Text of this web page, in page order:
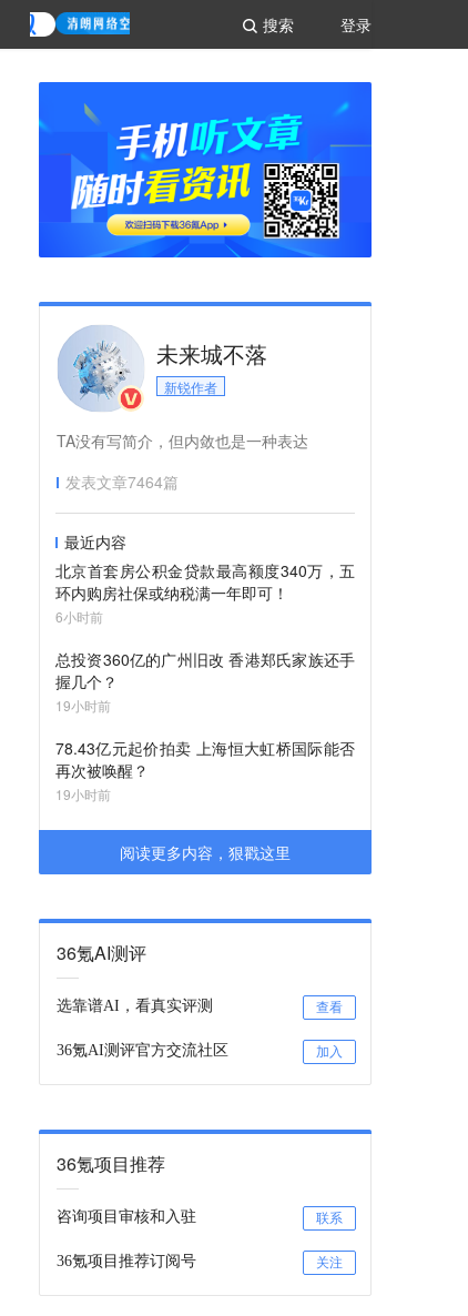
登录
搜索
未来城不落
新锐作者
TA没有写简介，但内敛也是一种表达
发表文章7464篇
最近内容
北京首套房公积金贷款最高额度340万，五
环内购房社保或纳税满一年即可！
6小时前
总投资360亿的广州旧改 香港郑氏家族还手
握几个？
19小时前
78.43亿元起价拍卖 上海恒大虹桥国际能否
再次被唤醒？
19小时前
阅读更多内容，狠戳这里
36氪AI测评
选靠谱AI，看真实评测 查看
36氪AI测评官方交流社区 加入
36氪项目推荐
咨询项目审核和入驻 联系
36氪项目推荐订阅号 关注